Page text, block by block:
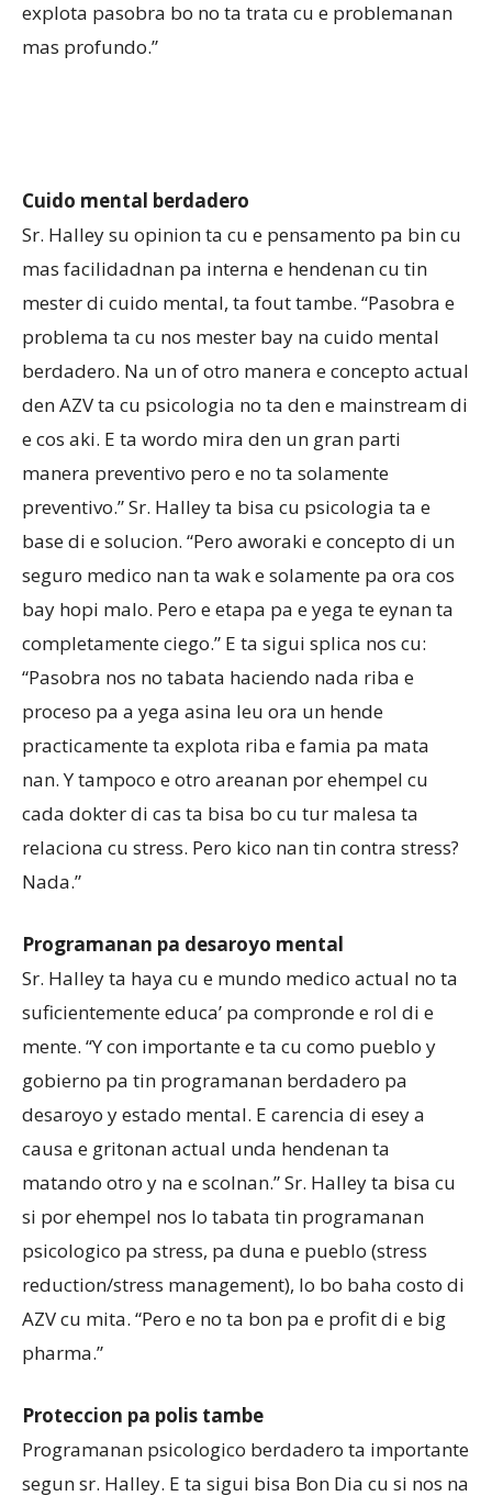
explota pasobra bo no ta trata cu e problemanan
mas profundo.”
Cuido mental berdadero
Sr. Halley su opinion ta cu e pensamento pa bin cu
mas facilidadnan pa interna e hendenan cu tin
mester di cuido mental, ta fout tambe. “Pasobra e
problema ta cu nos mester bay na cuido mental
berdadero. Na un of otro manera e concepto actual
den AZV ta cu psicologia no ta den e mainstream di
e cos aki. E ta wordo mira den un gran parti
manera preventivo pero e no ta solamente
preventivo.” Sr. Halley ta bisa cu psicologia ta e
base di e solucion. “Pero aworaki e concepto di un
seguro medico nan ta wak e solamente pa ora cos
bay hopi malo. Pero e etapa pa e yega te eynan ta
completamente ciego.” E ta sigui splica nos cu:
“Pasobra nos no tabata haciendo nada riba e
proceso pa a yega asina leu ora un hende
practicamente ta explota riba e famia pa mata
nan. Y tampoco e otro areanan por ehempel cu
cada dokter di cas ta bisa bo cu tur malesa ta
relaciona cu stress. Pero kico nan tin contra stress?
Nada.”
Programanan pa desaroyo mental
Sr. Halley ta haya cu e mundo medico actual no ta
suficientemente educa’ pa compronde e rol di e
mente. “Y con importante e ta cu como pueblo y
gobierno pa tin programanan berdadero pa
desaroyo y estado mental. E carencia di esey a
causa e gritonan actual unda hendenan ta
matando otro y na e scolnan.” Sr. Halley ta bisa cu
si por ehempel nos lo tabata tin programanan
psicologico pa stress, pa duna e pueblo (stress
reduction/stress management), lo bo baha costo di
AZV cu mita. “Pero e no ta bon pa e profit di e big
pharma.”
Proteccion pa polis tambe
Programanan psicologico berdadero ta importante
segun sr. Halley. E ta sigui bisa Bon Dia cu si nos na